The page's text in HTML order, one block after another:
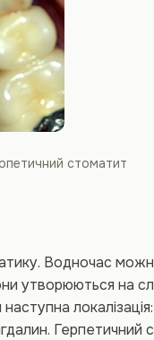
стоматит
Водночас
утворюються на